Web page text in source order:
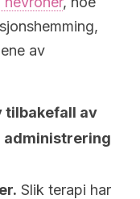
av
tilbakefall av
administrering
Slik terapi har